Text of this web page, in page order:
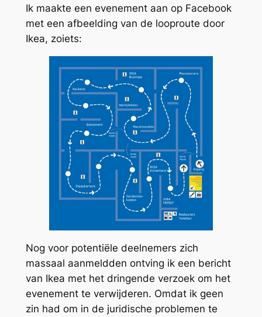
Ik maakte een evenement aan op Facebook
met een afbeelding van de looproute door
Ikea, zoiets:
Nog voor potentiële deelnemers zich
massaal aanmeldden ontving ik een bericht
van Ikea met het dringende verzoek om het
evenement te verwijderen. Omdat ik geen
zin had om in de juridische problemen te